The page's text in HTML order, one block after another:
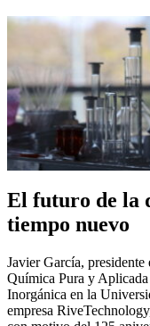
El futuro de la
tiempo nuevo
Javier García,
Química Pura y
Inorgánica en la
empresa